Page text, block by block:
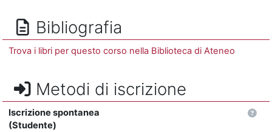
Bibliografia
Trova i libri per questo corso nella Biblioteca di Ateneo
Metodi di iscrizione
Iscrizione spontanea
(Studente)